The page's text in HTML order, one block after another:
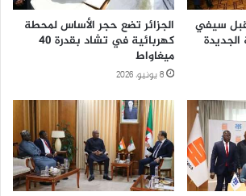
سيفي
الجزائر تضع حجر الأساس لمحطة
كهربائية في تشاد بقدرة 40
ميغاواط
8 يونيو، 2026